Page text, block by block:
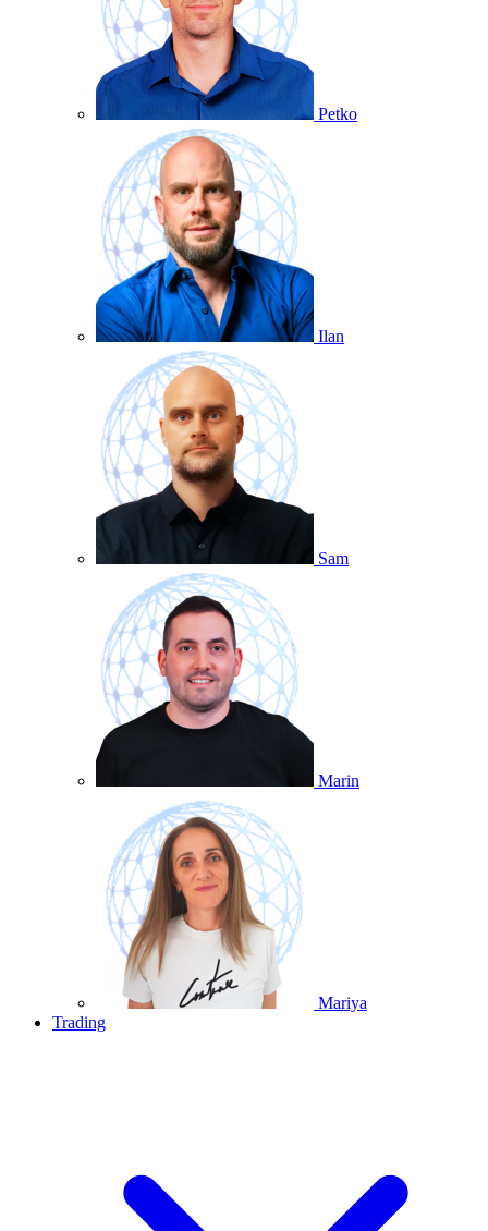
Petko
Ilan
Sam
Marin
Mariya
Trading